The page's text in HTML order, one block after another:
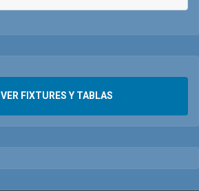
VER FIXTURES Y TABLAS